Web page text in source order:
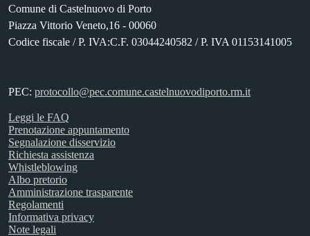
Comune di Castelnuovo di Porto
Piazza Vittorio Veneto,16 - 00060
Codice fiscale / P. IVA:C.F. 03044240582 / P. IVA 01153141005
PEC: protocollo@pec.comune.castelnuovodiporto.rm.it
Leggi le FAQ
Prenotazione appuntamento
Segnalazione disservizio
Richiesta assistenza
Whistleblowing
Albo pretorio
Amministrazione trasparente
Regolamenti
Informativa privacy
Note legali